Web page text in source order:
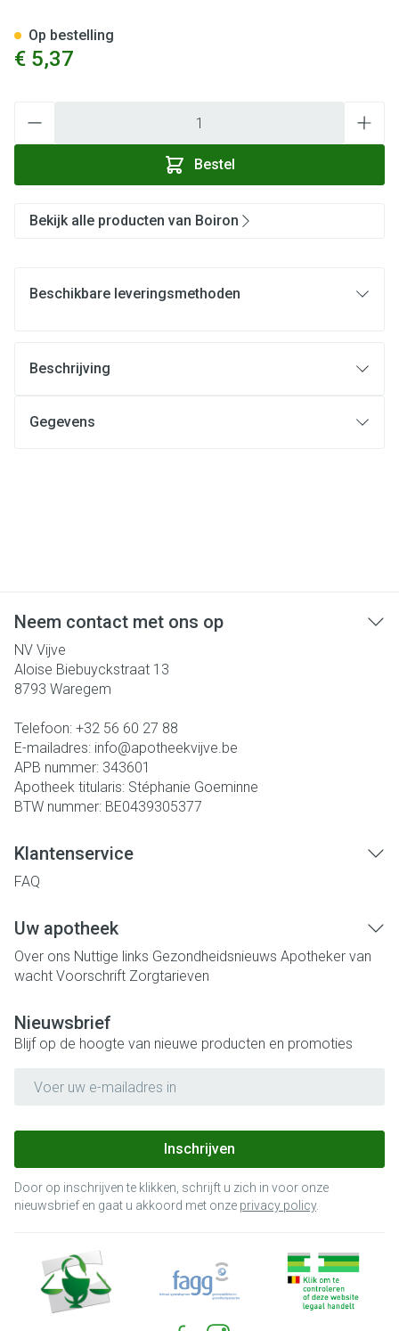
€ 5,37
Bestel
Op bestelling
Bekijk alle producten van Boiron
Beschikbare leveringsmethoden
Beschrijving
Gegevens
Neem contact met ons op
NV Vijve
Aloise Biebuyckstraat 13
8793 Waregem
Telefoon: +32 56 60 27 88
E-mailadres: info@apotheekvijve.be
APB nummer: 343601
Apotheek titularis: Stéphanie Goeminne
BTW nummer: BE0439305377
Klantenservice
FAQ
Uw apotheek
Over ons Nuttige links Gezondheidsnieuws Apotheker van
wacht Voorschrift Zorgtarieven
Nieuwsbrief
Blijf op de hoogte van nieuwe producten en promoties
Inschrijven
Door op inschrijven te klikken, schrijft u zich in voor onze
nieuwsbrief en gaat u akkoord met onze privacy policy.